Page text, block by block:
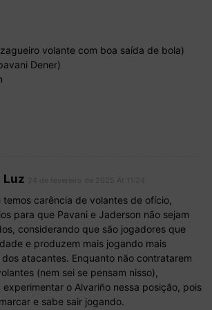
volante com boa saída de bola)
Dener)
Luz
temos carência de volantes de ofício,
para que Pavani e Jaderson não sejam
considerando que são jogadores que
e produzem mais jogando mais
atacantes. Enquanto não contratarem
(nem sei se pensam nisso),
experimentar o Alvariño nessa posição, pois
e sabe sair jogando.